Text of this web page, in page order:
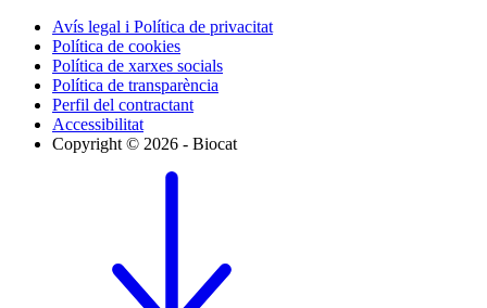
Avís legal i Política de privacitat
Política de cookies
Política de xarxes socials
Política de transparència
Perfil del contractant
Accessibilitat
Copyright © 2026 - Biocat